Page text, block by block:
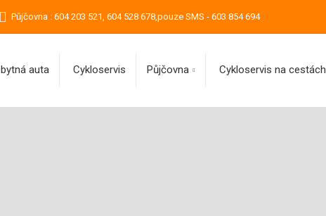
Půjčovna : 604 203 521, 604 528 678,pouze SMS - 603 854 694
auta Cykloservis Půjčovna Cykloservis na cestách